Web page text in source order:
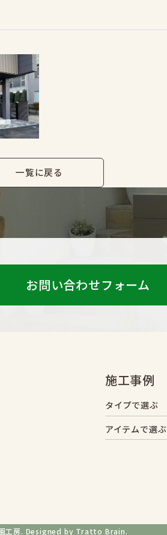
一覧に戻る
お問い合わせフォーム
施工事例
タイプで選ぶ
アイテムで選ぶ
工房. Designed by Tratto Brain.